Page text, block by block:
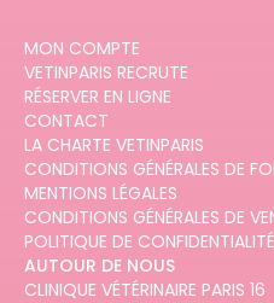
MON COMPTE
VETINPARIS RECRUTE
RÉSERVER EN LIGNE
CONTACT
LA CHARTE VETINPARIS
CONDITIONS GÉNÉRALES DE
MENTIONS LÉGALES
CONDITIONS GÉNÉRALES DE
POLITIQUE DE CONFIDENTIALITÉ
AUTOUR DE NOUS
CLINIQUE VÉTÉRINAIRE PARIS 16